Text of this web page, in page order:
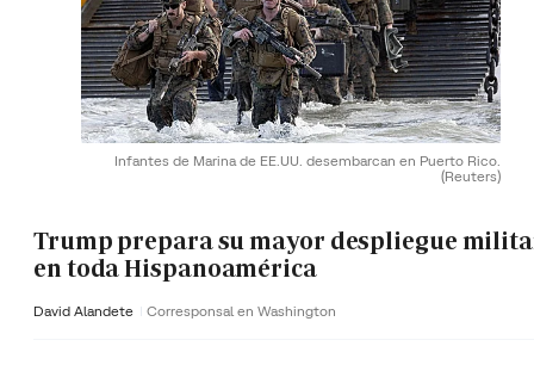
Infantes de Marina de EE.UU. desembarcan en Puerto Rico.
(Reuters)
Trump prepara su mayor despliegue
en toda Hispanoamérica
David Alandete Corresponsal en Washington